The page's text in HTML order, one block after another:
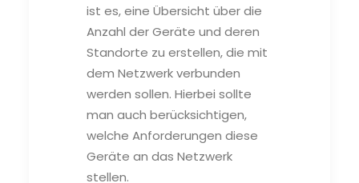
ist es, eine Übersicht über die
Anzahl der Geräte und deren
Standorte zu erstellen, die mit
dem Netzwerk verbunden
werden sollen. Hierbei sollte
man auch berücksichtigen,
welche Anforderungen diese
Geräte an das Netzwerk
stellen.